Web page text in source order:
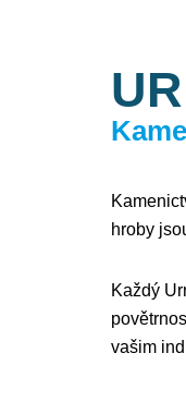
hroby
Každý
vašim